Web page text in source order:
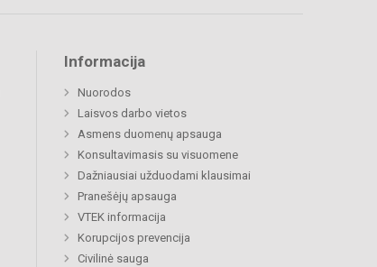
Informacija
Nuorodos
Laisvos darbo vietos
Asmens duomenų apsauga
Konsultavimasis su visuomene
Dažniausiai užduodami klausimai
Pranešėjų apsauga
VTEK informacija
Korupcijos prevencija
Civilinė sauga